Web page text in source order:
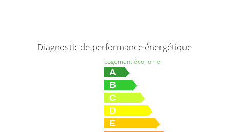
Diagnostic de performance énergétique
Logement économe
A
B
C
D
E